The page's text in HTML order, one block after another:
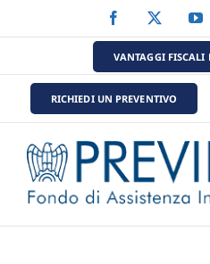
al
Facebook
VANTAGGI FISCALI
RICHIEDI UN PREVENTIVO